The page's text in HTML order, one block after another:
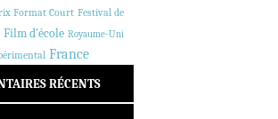
Format Court Festival de
Film d'école Royaume-Uni
France
RÉCENTS